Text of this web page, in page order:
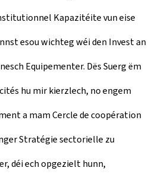
Kapazitéite vun eise
esou wichteg wéi den Invest an
Equipementer. Dës Suerg ëm
hu mir kierzlech, no engem
a mam Cercle de coopération
Stratégie sectorielle zu
déi ech opgezielt hunn,